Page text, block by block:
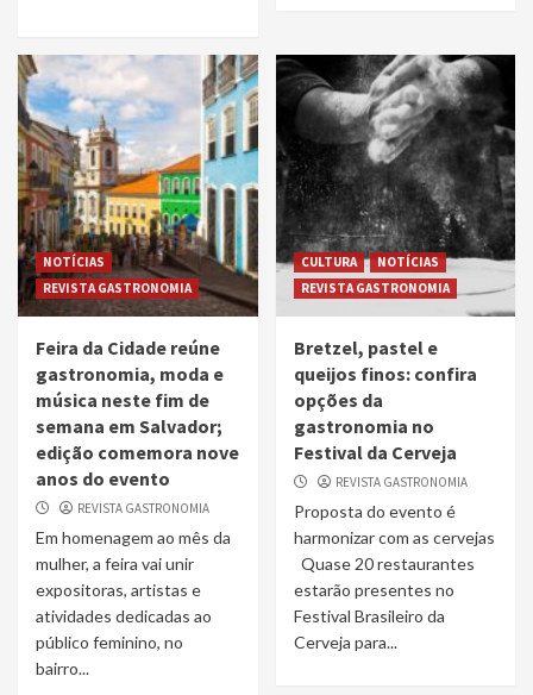
NOTÍCIAS
REVISTA GASTRONOMIA
Feira da Cidade reúne
gastronomia, moda e
música neste fim de
semana em Salvador;
edição comemora nove
anos do evento
REVISTA GASTRONOMIA
Em homenagem ao mês da
mulher, a feira vai unir
expositoras, artistas e
atividades dedicadas ao
público feminino, no
bairro...
CULTURA
NOTÍCIAS
REVISTA GASTRONOMIA
Bretzel, pastel e
queijos finos: confira
opções da
gastronomia no
Festival da Cerveja
REVISTA GASTRONOMIA
Proposta do evento é
harmonizar com as cervejas
Quase 20 restaurantes
estarão presentes no
Festival Brasileiro da
Cerveja para...